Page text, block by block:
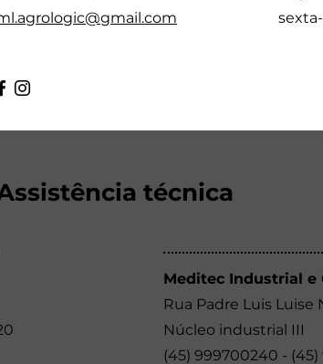
técnica
Meditec Industrial
Rua Padre Luis Luise
Núcleo industrial III
(45) 999700240 - (45)